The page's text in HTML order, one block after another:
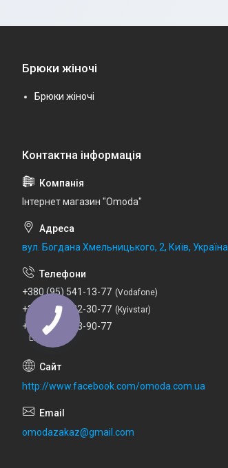
Брюки жіночі
Брюки жіночі
Інтернет магазин "Omoda"
вул. Богдана Хмельницького, 2, Київ, Україна
+380 (95) 541-13-77 Vodafone
+380 (67) 232-30-77 Kyivstar
+380 (73) 753-90-77
Lifecell
http://www.facebook.com/omoda.com.ua
omodazakaz@gmail.com